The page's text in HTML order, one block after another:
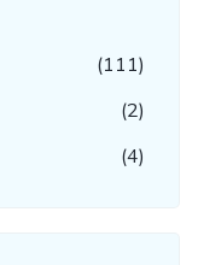
(111)
(2)
(4)